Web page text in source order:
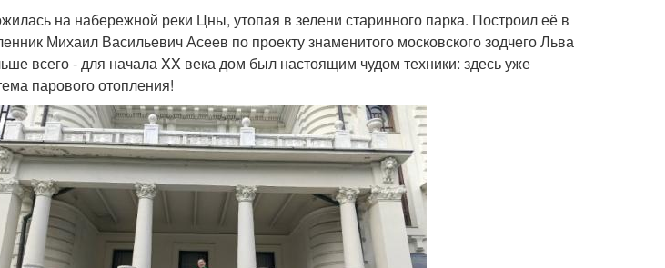
на набережной реки Цны, утопая в зелени старинного парка. Построил её в
Михаил Васильевич Асеев по проекту знаменитого московского зодчего Льва
всего - для начала XX века дом был настоящим чудом техники: здесь уже
парового отопления!